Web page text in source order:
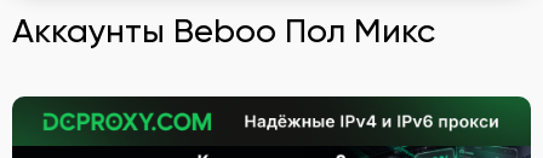
Аккаунты Beboo Пол Микс